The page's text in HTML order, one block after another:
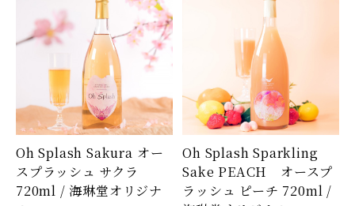
Oh Splash Sakura オー
スプラッシュ サクラ
720ml / 海琳堂オリジナ
Oh Splash Sparkling
Sake PEACH オースプ
ラッシュ ピーチ 720ml /